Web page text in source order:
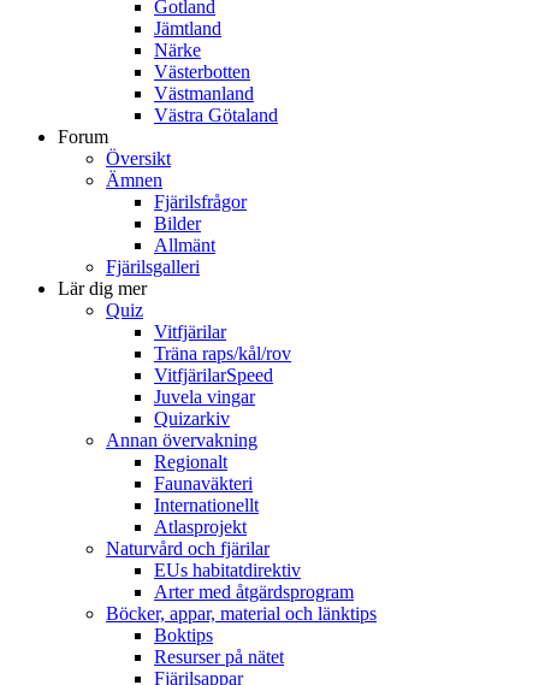
Gotland
Jämtland
Närke
Västerbotten
Västmanland
Västra Götaland
Forum
Översikt
Ämnen
Fjärilsfrågor
Bilder
Allmänt
Fjärilsgalleri
Lär dig mer
Quiz
Vitfjärilar
Träna raps/kål/rov
VitfjärilarSpeed
Juvela vingar
Quizarkiv
Annan övervakning
Regionalt
Faunaväkteri
Internationellt
Atlasprojekt
Naturvård och fjärilar
EUs habitatdirektiv
Arter med åtgärdsprogram
Böcker, appar, material och länktips
Boktips
Resurser på nätet
Fjärilsappar